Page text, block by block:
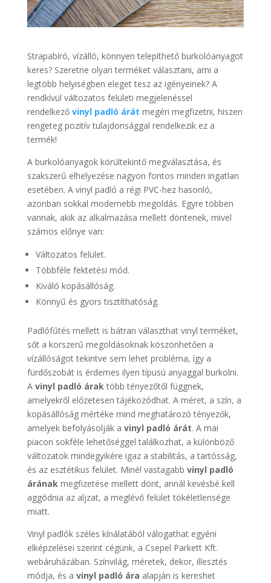
Strapabíró, vízálló, könnyen telepíthető burkolóanyagot
keres? Szeretne olyan terméket választani, ami a
legtöbb helyiségben eleget tesz az igényeinek? A
rendkívül változatos felületi megjelenéssel
rendelkező vinyl padló árát megéri megfizetni, hiszen
rengeteg pozitív tulajdonsággal rendelkezik ez a
termék!
A burkolóanyagok körültekintő megválasztása, és
szakszerű elhelyezése nagyon fontos minden ingatlan
esetében. A vinyl padló a régi PVC-hez hasonló,
azonban sokkal modernebb megoldás. Egyre többen
vannak, akik az alkalmazása mellett döntenek, mivel
számos előnye van:
Változatos felület.
Többféle fektetési mód.
Kiváló kopásállóság.
Könnyű és gyors tisztíthatóság.
Padlófűtés mellett is bátran választhat vinyl terméket,
sőt a korszerű megoldásoknak köszönhetően a
vízállóságot tekintve sem lehet probléma, így a
fürdőszobát is érdemes ilyen típusú anyaggal burkolni.
A vinyl padló áraktöbb tényezőtől függnek,
amelyekről előzetesen tájékozódhat. A méret, a szín, a
kopásállóság mértéke mind meghatározó tényezők,
amelyek befolyásolják a vinyl padló árát. A mai
piacon sokféle lehetőséggel találkozhat, a különböző
változatok mindegyikére igaz a stabilitás, a tartósság,
és az esztétikus felület. Minél vastagabb vinyl padló
áránakmegfizetése mellett dönt, annál kevésbé kell
aggódnia az aljzat, a meglévő felület tökéletlensége
miatt.
Vinyl padlók széles kínálatából válogathat egyéni
elképzelései szerint cégünk, a Csepel Parkett Kft.
webáruházában. Színvilág, méretek, dekor, illesztés
módja, és a vinyl padló ára alapján is kereshet